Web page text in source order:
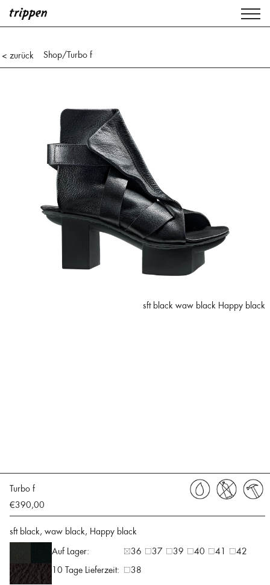
< zurück Shop/Turbo f
sft black waw black Happy black
Turbo f
€390,00
sft black, waw black, Happy black
Auf Lager:
36 37 39 40 41
42
10 Tage Lieferzeit:
38